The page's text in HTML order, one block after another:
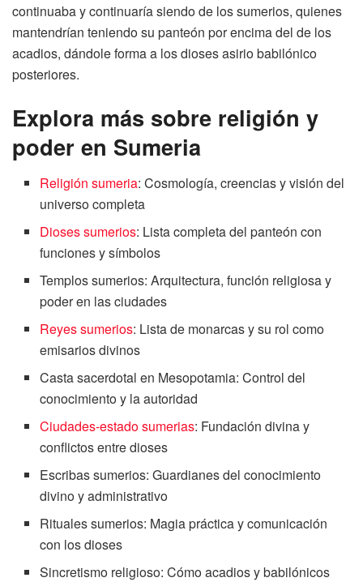
continuaba y continuaría siendo de los sumerios, quienes
mantendrían teniendo su panteón por encima del de los
acadios, dándole forma a los dioses asirio babilónico
posteriores.
Explora más sobre religión y
poder en Sumeria
Religión sumeria: Cosmología, creencias y visión del
universo completa
Dioses sumerios: Lista completa del panteón con
funciones y símbolos
Templos sumerios: Arquitectura, función religiosa y
poder en las ciudades
Reyes sumerios: Lista de monarcas y su rol como
emisarios divinos
Casta sacerdotal en Mesopotamia: Control del
conocimiento y la autoridad
Ciudades-estado sumerias: Fundación divina y
conflictos entre dioses
Escribas sumerios: Guardianes del conocimiento
divino y administrativo
Rituales sumerios: Magia práctica y comunicación
con los dioses
Sincretismo religioso: Cómo acadios y babilónicos